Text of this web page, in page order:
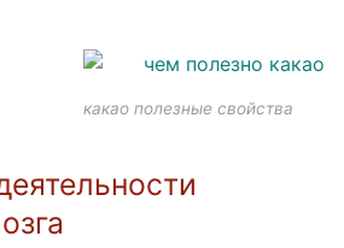
какао полезные свойства